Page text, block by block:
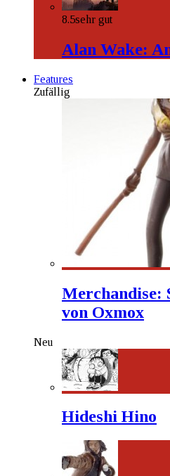
8.5sehr gut
Alan Wake:
Features
Zufällig
Merchandise:
von Oxmox
Neu
Hideshi Hino